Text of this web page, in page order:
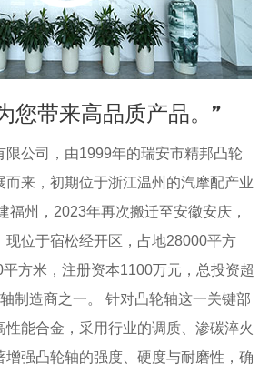
您带来高品质产品。”
限公司，由1999年的瑞安市精邦凸轮
而来，初期位于浙江温州的汽摩配产业
福州，2023年再次搬迁至安徽安庆，
现位于宿松经开区，占地28000平方
方米，注册资本1100万元，总投资超
制造商之一。 针对凸轮轴这一关键部
性能合金，采用行业的调质、渗碳淬火
增强凸轮轴的强度、硬度与耐磨性，确